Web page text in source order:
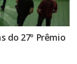
do 27º Prêmio